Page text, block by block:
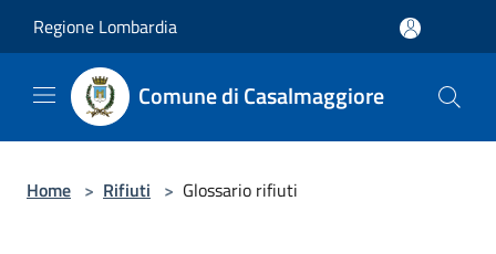
Regione Lombardia
Comune di Casalmaggiore
Home > Rifiuti > Glossario rifiuti